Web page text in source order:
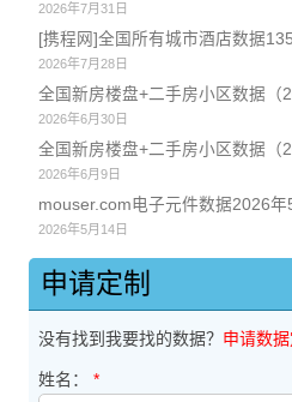
2026年7月31日
[携程网]全国所有城市酒店数据
2026年7月28日
全国新房楼盘+二手房小区数据（
2026年6月30日
全国新房楼盘+二手房小区数据（
2026年6月9日
mouser.com电子元件数据2026年
2026年5月14日
申请定制
没有找到我要找的数据？ 申请数据
姓名： *